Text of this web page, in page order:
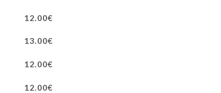
12.00€
13.00€
12.00€
12.00€